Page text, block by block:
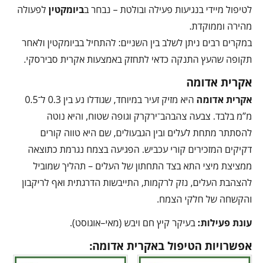
לטיפול מיידי בנגיעות פעילה ובולטת – נבחר בביומקטיןלפעולה
מהירה וממוקדת.
במקרים רבים ניתן לשלב בין השניים: להתחיל בביומקטין ולאחר
תקופה שהעץ התנקה כדאי לתחזק באמצעות אקרית סבירסקי.
אקרית אדומה
אקרית אדומה
היא מזיק זעיר במיוחד, שגודלו נע בין 0.3 ל־0.5
מ”מ בלבד. צבעה צהבהב־ירקרק וגופה שטוח, והיא נוטה
להסתתר מתחת לעלים ובין הגבעולים, שם היא טווה קורים
דקיקים המזכירים קורי עכביש. הפגיעה בצמח נגרמת כתוצאה
ממציצת מיצי התא בצד התחתון של העלים – תהליך שמוביל
להצהבת העלים, נזק לרקמות, התייבשות הדרגתית ואף לריקבון
והקשחה של חלקי הצמח.
עונת פעילות:בעיקר קיץ חם ויבש (מאי–אוגוסט).
אפשרויות הטיפול באקרית אדומה: